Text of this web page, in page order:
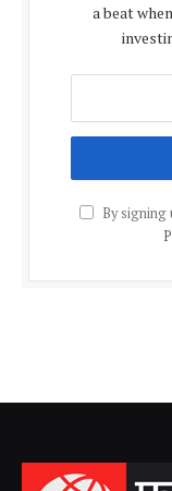
a beat
By signing